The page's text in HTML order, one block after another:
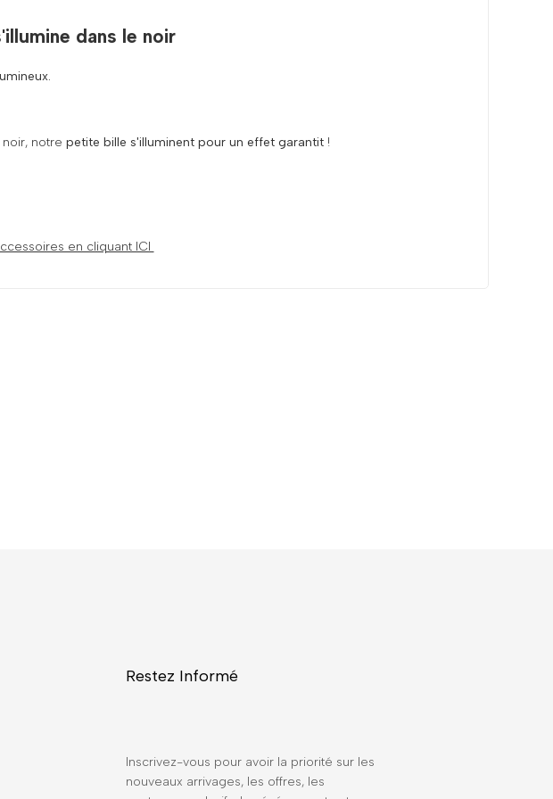
dans le noir
notre petite bille s'illuminent pour un effet garantit !
en cliquant ICI
Restez Informé
Inscrivez-vous pour avoir la priorité sur les
nouveaux arrivages, les offres, les